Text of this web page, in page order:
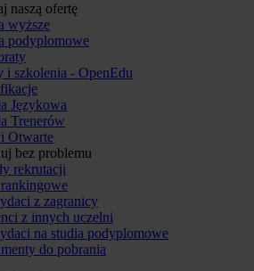
naszą ofertę
wyższe
podyplomowe
i szkolenia - OpenEdu
Językowa
Trenerów
Otwarte
bez problemu
rekrutacji
z zagranicy
z innych uczelni
na studia podyplomowe
do pobrania